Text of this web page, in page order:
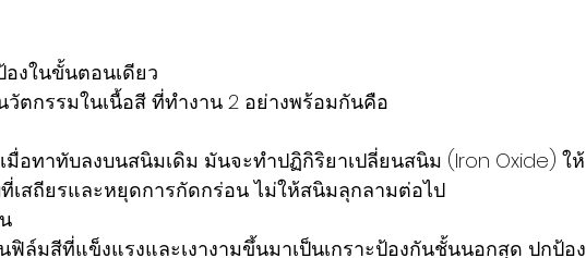
งในขั้นตอนเดียว
วัตกรรมในเนื้อสี ที่ทำงาน 2 อย่างพร้อมกันคือ
มื่อทาทับลงบนสนิมเดิม มันจะทำปฏิกิริยาเปลี่ยนสนิม (Iron Oxide) ให้
เสถียรและหยุดการกัดกร่อน ไม่ให้สนิมลุกลามต่อไป
ล์มสีที่แข็งแรงและเงางามขึ้นมาเป็นเกราะป้องกันชั้นนอกสุด ปกป้อ